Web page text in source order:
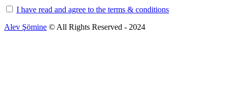
I have read and agree to the terms & conditions
Alev Şömine © All Rights Reserved - 2024